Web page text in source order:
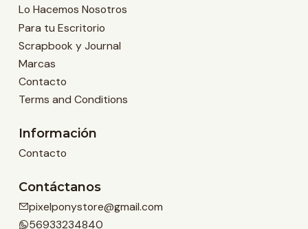
Lo Hacemos Nosotros
Para tu Escritorio
Scrapbook y Journal
Marcas
Contacto
Terms and Conditions
Información
Contacto
Contáctanos
pixelponystore@gmail.com
56933234840